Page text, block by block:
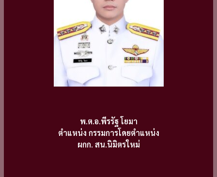
พ.ต.อ.พีรรัฐ โยมา
ตำแหน่ง กรรมการโดยตำแหน่ง
ผกก. สน.นิมิตรใหม่